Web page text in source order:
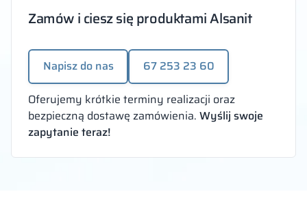
Zamów i ciesz się produktami Alsanit
Napisz do nas
67 253 23 60
Oferujemy krótkie terminy realizacji oraz
bezpieczną dostawę zamówienia. Wyślij swoje
zapytanie teraz!